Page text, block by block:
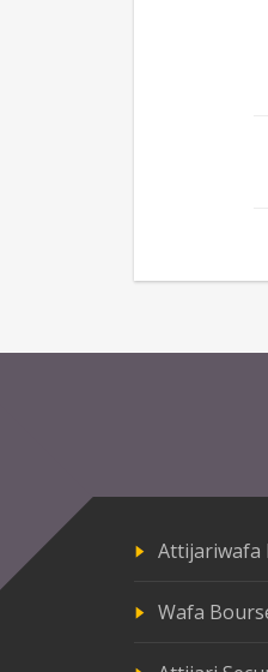
Attijariwafa
Wafa